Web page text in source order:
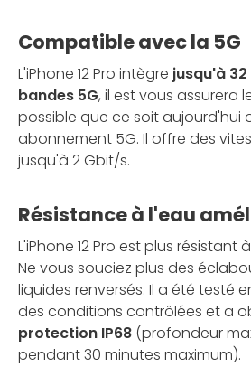
Compatible avec la 5G
L'iPhone 12 Pro intègre jusqu'à 32
bandes 5G, il est vous assurera
possible que ce soit aujourd'hui
abonnement 5G. Il offre des
jusqu'à 2 Gbit/s.
Résistance à l'eau
L'iPhone 12 Pro est plus résistant
Ne vous souciez plus des
liquides renversés. Il a été testé
des conditions contrôlées et a
protection IP68 (profondeur
pendant 30 minutes maximum).